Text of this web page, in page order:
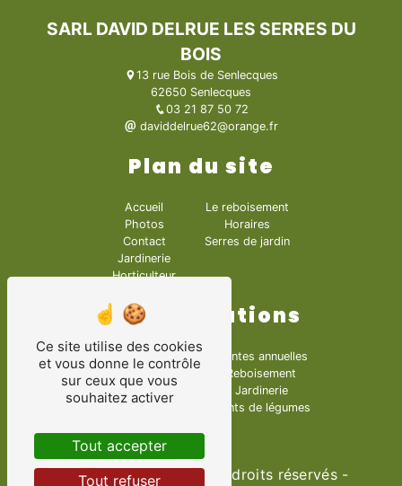
SARL DAVID DELRUE LES SERRES DU
BOIS
13 rue Bois de Senlecques
62650 Senlecques
03 21 87 50 72
daviddelrue62@orange.fr
Plan du site
Accueil
Photos
Contact
Jardinerie
Horticulteur
Le reboisement
Horaires
Serres de jardin
Nos prestations
Articles de jardin
Horticulteur
Pépinières
Fleurs
Plantes annuelles
Reboisement
Jardinerie
Plants de légumes
©Vistalid- 2026 - Tous droits réservés -
Ce site utilise des cookies
et vous donne le contrôle
sur ceux que vous
souhaitez activer
Tout accepter
Tout refuser